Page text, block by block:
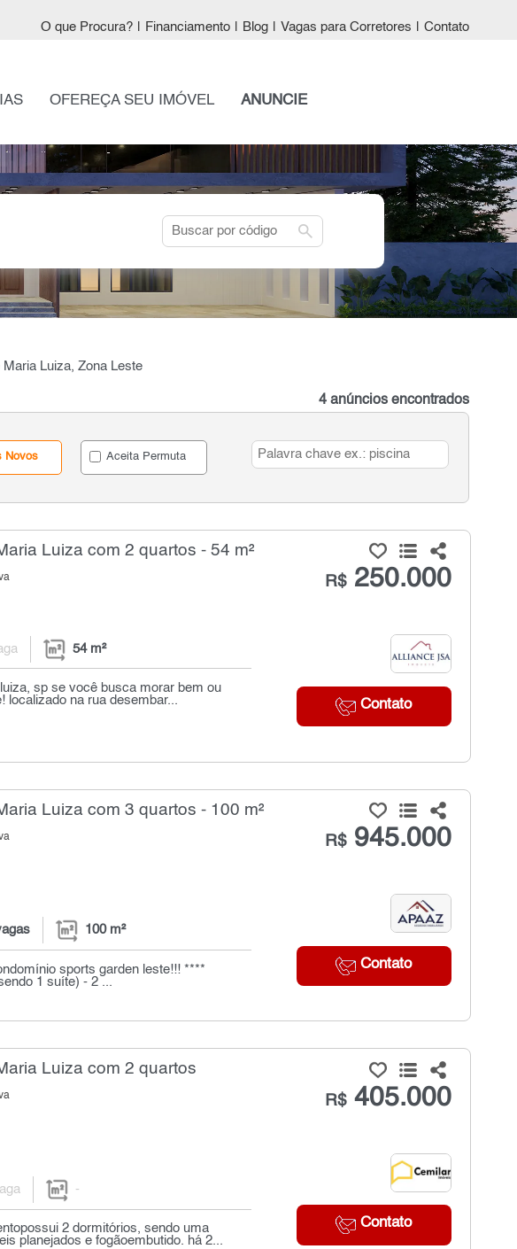
O que Procura? Financiamento Blog Vagas para Corretores Contato
OFEREÇA SEU IMÓVEL ANUNCIE
search
Maria Luiza, Zona Leste
4 anúncios encontrados
Novos Aceita Permuta
Luiza com 2 quartos - 54 m²
R$250.000
Contato
54 m²
sp se você busca morar bem ou
localizado na rua desembar...
Luiza com 3 quartos - 100 m²
R$945.000
Contato
100 m²
sports garden leste!!! ****
1 suíte) - 2 ...
Luiza com 2 quartos
R$405.000
Contato
-
2 dormitórios, sendo uma
planejados e fogãoembutido. há 2...